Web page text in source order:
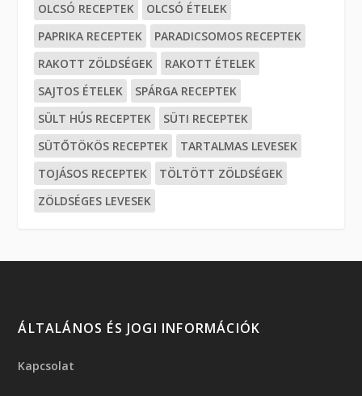
OLCSÓ RECEPTEK
OLCSÓ ÉTELEK
PAPRIKA RECEPTEK
PARADICSOMOS RECEPTEK
RAKOTT ZÖLDSÉGEK
RAKOTT ÉTELEK
SAJTOS ÉTELEK
SPÁRGA RECEPTEK
SÜLT HÚS RECEPTEK
SÜTI RECEPTEK
SÜTŐTÖKÖS RECEPTEK
TARTALMAS LEVESEK
TOJÁSOS RECEPTEK
TÖLTÖTT ZÖLDSÉGEK
ZÖLDSÉGES LEVESEK
ÁLTALÁNOS ÉS JOGI INFORMÁCIÓK
Kapcsolat